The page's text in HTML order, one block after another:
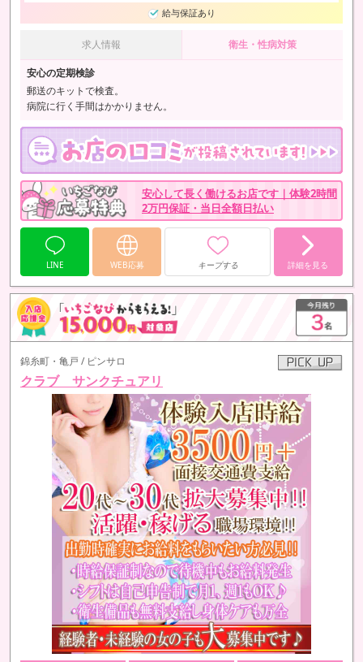
給与保証あり
求人情報 衛生・性病対策
安心の定期検診
郵送のキットで検査。
病院に行く手間はかかりません。
安心して長く働けるお店です｜体験2時間
2万円保証・当日全額日払い
LINE WEB応募 キープする 詳細を見る
錦糸町・亀戸 / ピンサロ
クラブ サンクチュアリ